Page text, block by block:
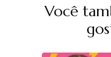
NavegaçãoVocê